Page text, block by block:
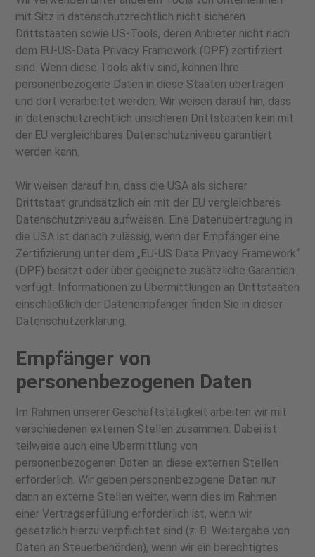
mit Sitz in datenschutzrechtlich nicht sicheren
Drittstaaten sowie US-Tools, deren Anbieter nicht nach
dem EU-US-Data Privacy Framework (DPF) zertifiziert
sind. Wenn diese Tools aktiv sind, können Ihre
personenbezogene Daten in diese Staaten übertragen
und dort verarbeitet werden. Wir weisen darauf hin, dass
in datenschutzrechtlich unsicheren Drittstaaten kein mit
der EU vergleichbares Datenschutzniveau garantiert
werden kann.
Wir weisen darauf hin, dass die USA als sicherer
Drittstaat grundsätzlich ein mit der EU vergleichbares
Datenschutzniveau aufweisen. Eine Datenübertragung in
die USA ist danach zulässig, wenn der Empfänger eine
Zertifizierung unter dem „EU-US Data Privacy Framework“
(DPF) besitzt oder über geeignete zusätzliche Garantien
verfügt. Informationen zu Übermittlungen an Drittstaaten
einschließlich der Datenempfänger finden Sie in dieser
Datenschutzerklärung.
Empfänger von
personenbezogenen Daten
Im Rahmen unserer Geschäftstätigkeit arbeiten wir mit
verschiedenen externen Stellen zusammen. Dabei ist
teilweise auch eine Übermittlung von
personenbezogenen Daten an diese externen Stellen
erforderlich. Wir geben personenbezogene Daten nur
dann an externe Stellen weiter, wenn dies im Rahmen
einer Vertragserfüllung erforderlich ist, wenn wir
gesetzlich hierzu verpflichtet sind (z. B. Weitergabe von
Daten an Steuerbehörden), wenn wir ein berechtigtes